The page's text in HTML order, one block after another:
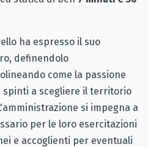
ha espresso il suo
definendolo
come la passione
spinti a scegliere il territorio
si impegna a
per le loro esercitazioni
e accoglienti per eventuali